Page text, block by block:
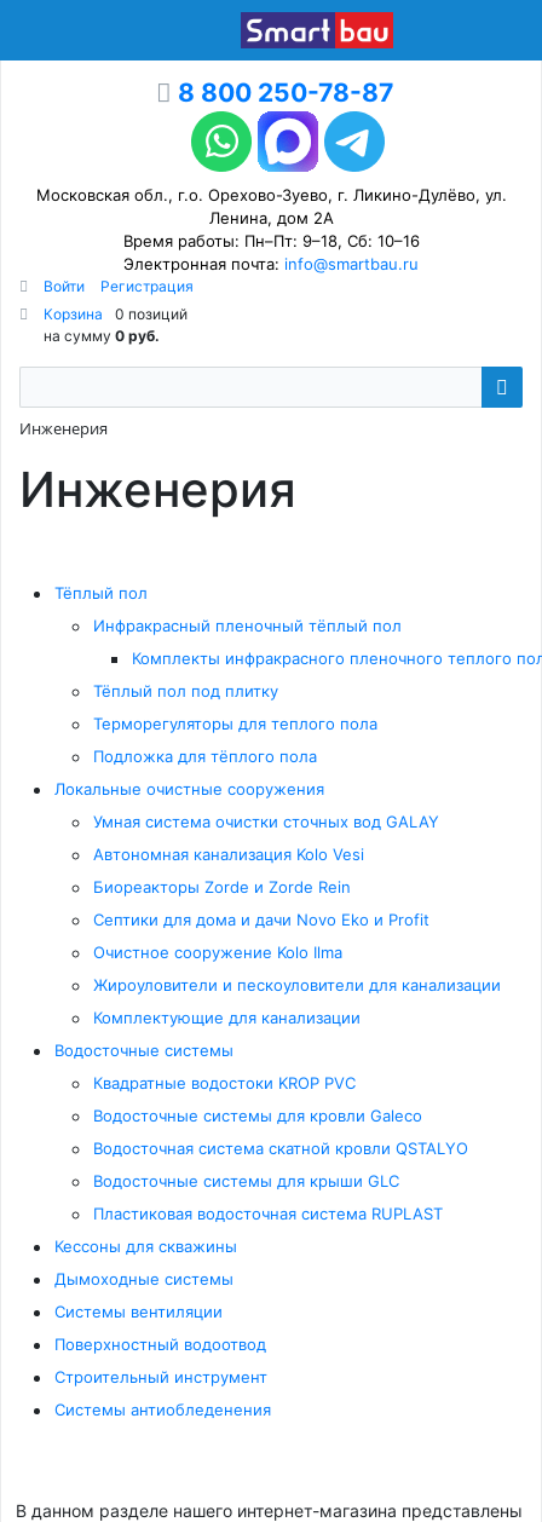
8 800 250-78-87
Московская обл., г.о. Орехово-Зуево, г. Ликино-Дулёво, ул.
Ленина, дом 2А
Время работы: Пн–Пт: 9–18, Сб: 10–16
Электронная почта: info@smartbau.ru
Войти
Регистрация
Корзина
0 позиций
на сумму 0 руб.
Инженерия
Инженерия
Тёплый пол
Инфракрасный пленочный тёплый пол
Комплекты инфракрасного пленочного теплого
Тёплый пол под плитку
Терморегуляторы для теплого пола
Подложка для тёплого пола
Локальные очистные сооружения
Умная система очистки сточных вод GALAY
Автономная канализация Kolo Vesi
Биореакторы Zorde и Zorde Rein
Септики для дома и дачи Novo Eko и Profit
Очистное сооружение Kolo Ilma
Жироуловители и пескоуловители для канализации
Комплектующие для канализации
Водосточные системы
Квадратные водостоки KROP PVC
Водосточные системы для кровли Galeco
Водосточная система скатной кровли QSTALYO
Водосточные системы для крыши GLC
Пластиковая водосточная система RUPLAST
Кессоны для скважины
Дымоходные системы
Системы вентиляции
Поверхностный водоотвод
Строительный инструмент
Системы антиобледенения
В данном разделе нашего интернет-магазина представлены